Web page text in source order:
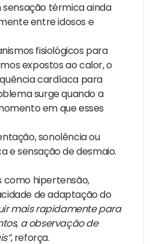
sensação térmica ainda
entre idosos e
fisiológicos para
expostos ao calor, o
cardíaca para
surge quando a
em que esses
sonolência ou
e sensação de desmaio.
como hipertensão,
de adaptação do
mais rapidamente para
a observação de
, reforça.